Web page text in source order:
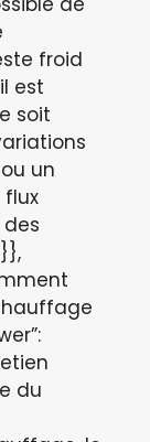
froid
est
soit
un
du